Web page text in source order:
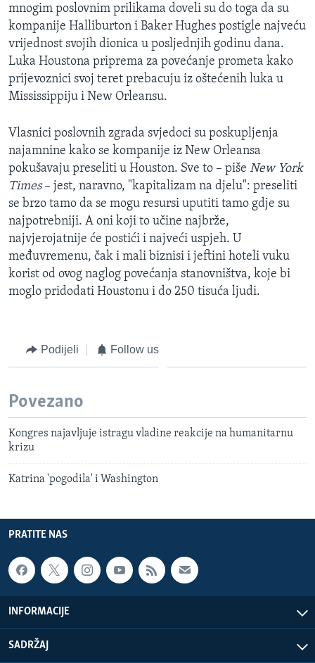
mnogim poslovnim prilikama doveli su do toga da su
kompanije Halliburton i Baker Hughes postigle najveću
vrijednost svojih dionica u posljednjih godinu dana.
Luka Houstona priprema za povećanje prometa kako
prijevoznici svoj teret prebacuju iz oštećenih luka u
Mississippiju i New Orleansu.
Vlasnici poslovnih zgrada svjedoci su poskupljenja
najamnine kako se kompanije iz New Orleansa
pokušavaju preseliti u Houston. Sve to – piše New York
Times– jest, naravno, "kapitalizam na djelu": preseliti
se brzo tamo da se mogu resursi uputiti tamo gdje su
najpotrebniji. A oni koji to učine najbrže,
najvjerojatnije će postići i najveći uspjeh. U
međuvremenu, čak i mali biznisi i jeftini hoteli vuku
korist od ovog naglog povećanja stanovništva, koje bi
moglo pridodati Houstonu i do 250 tisuća ljudi.
Podijeli Follow us
Povezano
Kongres najavljuje istragu vladine reakcije na humanitarnu
krizu
Katrina 'pogodila' i Washington
PRATITE NAS
INFORMACIJE
SADRŽAJ